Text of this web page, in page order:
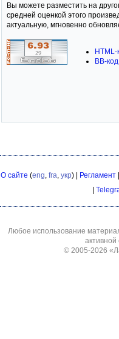
Вы можете разместить на
средней оценкой этого
актуальную, мгновенно
HTML-
BB-
О сайте (eng fra укр) | Регламент|
|
Любое использование
активной
© 2005-2026